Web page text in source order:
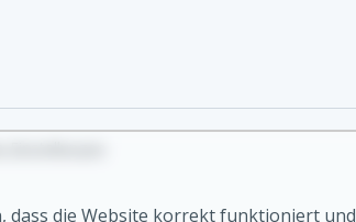
dass die Website korrekt funktioniert und